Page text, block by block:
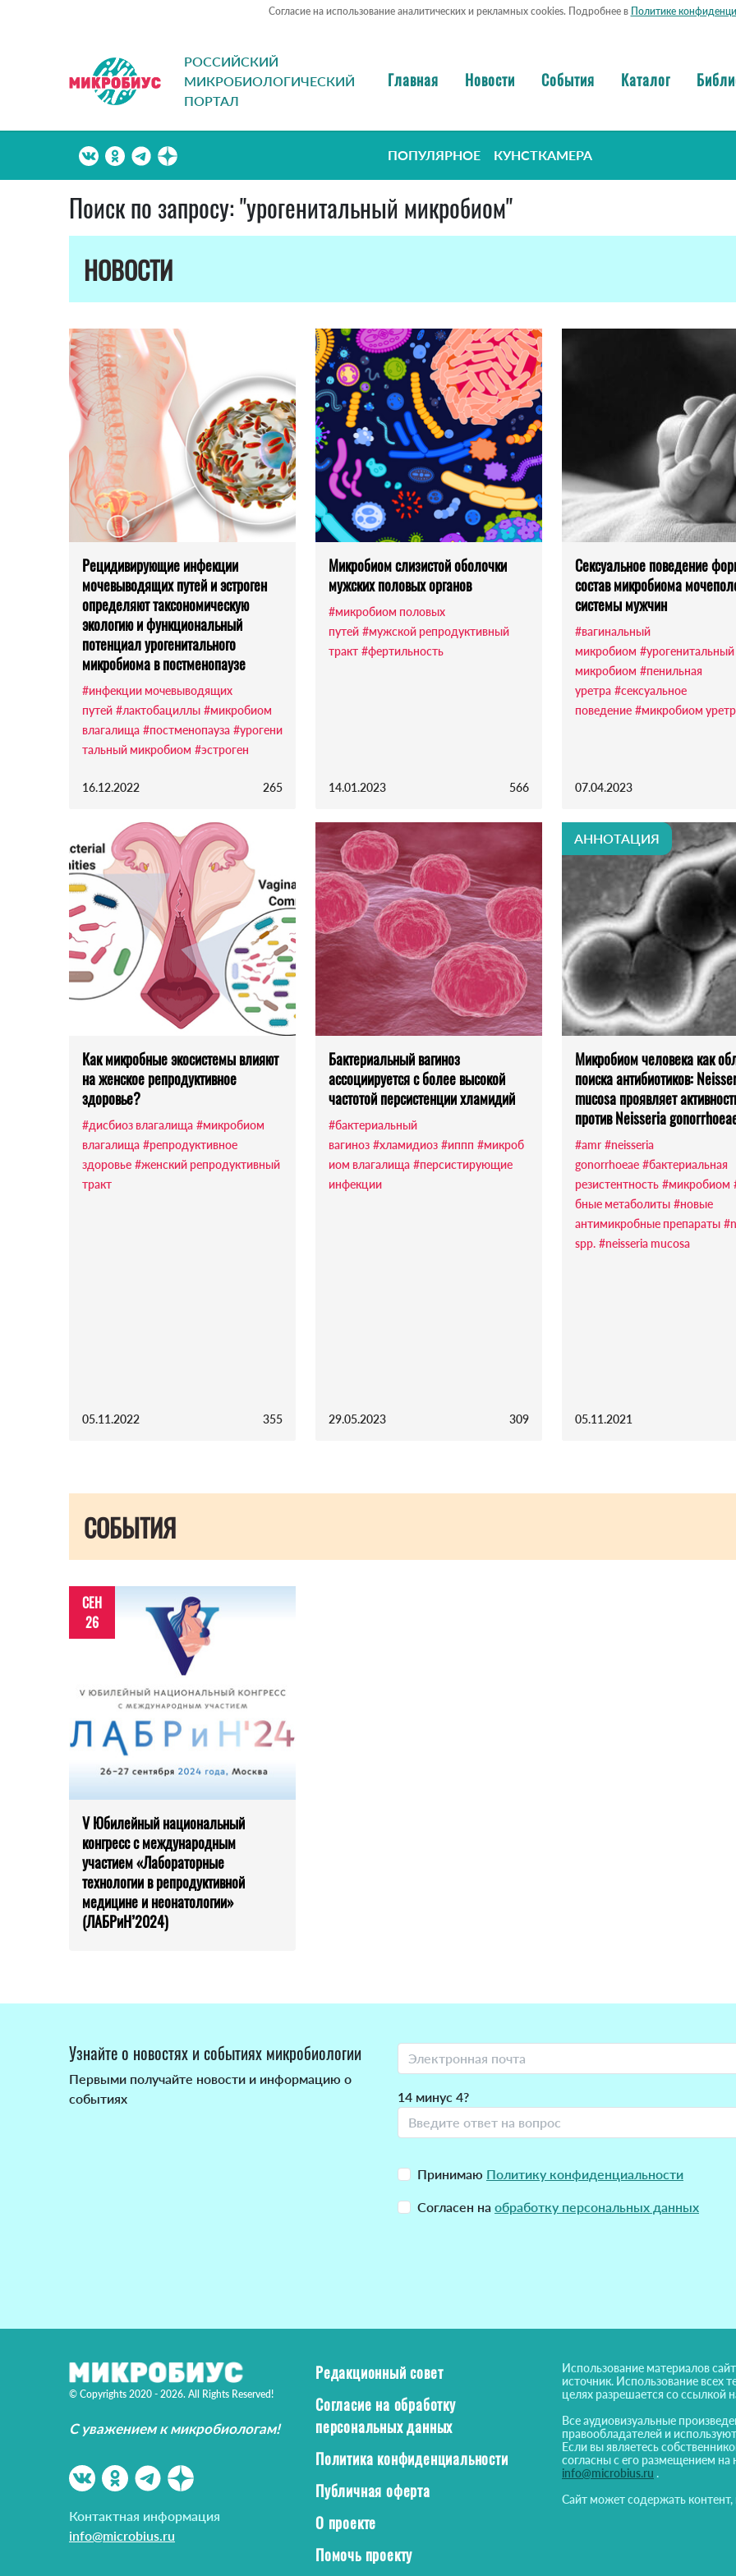
Согласие на использование аналитических и рекламных cookies. Подробнее в Политике
РОССИЙСКИЙ
МИКРОБИОЛОГИЧЕСКИЙ
ПОРТАЛ
Главная Новости События Каталог
ПОПУЛЯРНОЕ КУНСТКАМЕРА
Поиск по запросу: "урогенитальный микробиом"
НОВОСТИ
Рецидивирующие инфекции
мочевыводящих путей и эстроген
определяют таксономическую
экологию и функциональный
потенциал урогенитального
микробиома в постменопаузе
#инфекции мочевыводящих
путей #лактобациллы #микробиом
влагалища #постменопауза #урогени
тальный микробиом #эстроген
16.12.2022 265
Микробиом слизистой оболочки
мужских половых органов
#микробиом половых
путей #мужской репродуктивный
тракт #фертильность
14.01.2023 566
Сексуальное поведение
состав микробиома
системы мужчин
#вагинальный
микробиом #урогенитальный
микробиом #пенильная
уретра #сексуальное
поведение #микробиом
07.04.2023
Как микробные экосистемы влияют
на женское репродуктивное
здоровье?
#дисбиоз влагалища #микробиом
влагалища #репродуктивное
здоровье #женский репродуктивный
тракт
05.11.2022 355
Бактериальный вагиноз
ассоциируется с более высокой
частотой персистенции хламидий
#бактериальный
вагиноз #хламидиоз #иппп #микроб
иом влагалища #персистирующие
инфекции
29.05.2023 309
АННОТАЦИЯ
Микробиом человека как
поиска антибиотиков:
mucosa проявляет
против Neisseria
#amr #neisseria
gonorrhoeae #бактериальная
резистентность #микробиом
бные метаболиты #новые
антимикробные препараты
spp. #neisseria mucosa
05.11.2021
СОБЫТИЯ
СЕН
26
V Юбилейный национальный
конгресс с международным
участием «Лабораторные
технологии в репродуктивной
медицине и неонатологии»
(ЛАБРиН’2024)
Узнайте о новостях и событиях микробиологии
Первыми получайте новости и информацию о
событиях
14 минус 4?
Принимаю Политику конфиденциальности
Согласен на обработку персональных данных
© Copyrights 2020 - 2026. All Rights Reserved!
С уважением к микробиологам!
Контактная информация
info@microbius.ru
Редакционный совет
Согласие на обработку
персональных данных
Политика конфиденциальности
Публичная оферта
О проекте
Помочь проекту
Использование материалов
источник. Использование всех
целях разрешается со ссылкой
Все аудиовизуальные
правообладателей и
Если вы являетесь
согласны с его размещением
info@microbius.ru .
Сайт может содержать